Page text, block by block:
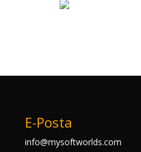
E-Posta
info@mysoftworlds.com